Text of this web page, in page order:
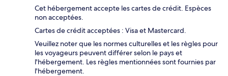
Cet hébergement accepte les cartes de crédit. Espèces
non acceptées.
Cartes de crédit acceptées : Visa et Mastercard.
Veuillez noter que les normes culturelles et les règles pour
les voyageurs peuvent différer selon le pays et
l'hébergement. Les règles mentionnées sont fournies par
l'hébergement.